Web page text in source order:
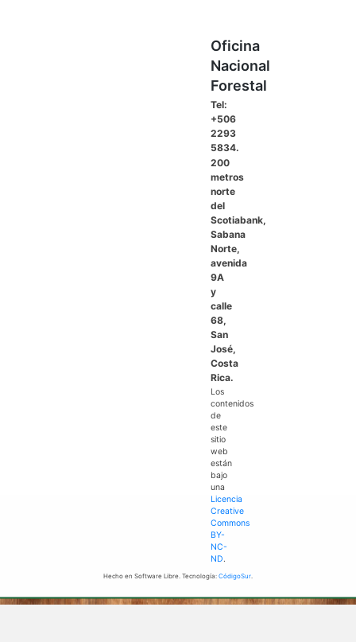
Oficina
Nacional
Forestal
Tel:
+506
2293
5834.
200
metros
norte
del
Scotiabank,
Sabana
Norte,
avenida
9A
y
calle
68,
San
José,
Costa
Rica.
Los
contenidos
de
este
sitio
web
están
bajo
una
Licencia
Creative
Commons
BY-
NC-
ND.
Hecho en Software Libre. Tecnología: CódigoSur.